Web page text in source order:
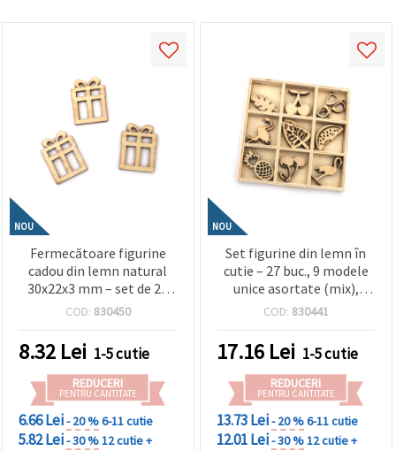
NOU
Fermecătoare figurine
cadou din lemn natural
30x22x3 mm – set de 20
pentru hobby, DIY și
COD: 830450
8.32 Lei 1-5 cutie
REDUCERI
PENTRU CANTITATE
6.66 Lei- 20 %6-11 cutie
5.82 Lei- 30 %12 cutie +
NOU
Set figurine din lemn în
cutie – 27 buc., 9 modele
unice asortate (mix),
dimensiuni 28±40 x 11±26
decorațiuni,
scrapbooking,
împachetare cadouri și
proiecte DIY, hobby & craft
COD: 830441
17.16 Lei 1-5 cutie
REDUCERI
PENTRU CANTITATE
13.73 Lei- 20 %6-11 cutie
12.01 Lei- 30 %12 cutie +